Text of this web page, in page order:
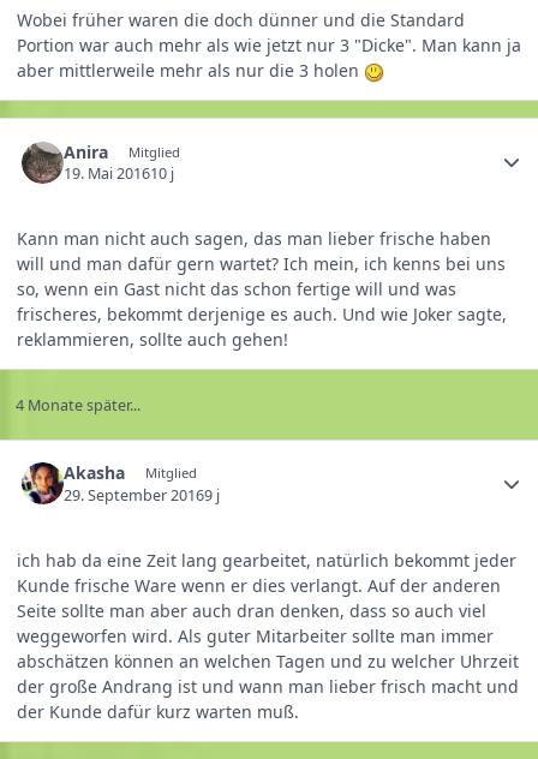
Wobei früher waren die doch dünner und die Standard
Portion war auch mehr als wie jetzt nur 3 "Dicke". Man kann ja
aber mittlerweile mehr als nur die 3 holen
Anira Mitglied
19. Mai 201610 j
Kann man nicht auch sagen, das man lieber frische haben
will und man dafür gern wartet? Ich mein, ich kenns bei uns
so, wenn ein Gast nicht das schon fertige will und was
frischeres, bekommt derjenige es auch. Und wie Joker sagte,
reklammieren, sollte auch gehen!
4 Monate später...
Akasha Mitglied
29. September 20169 j
ich hab da eine Zeit lang gearbeitet, natürlich bekommt jeder
Kunde frische Ware wenn er dies verlangt. Auf der anderen
Seite sollte man aber auch dran denken, dass so auch viel
weggeworfen wird. Als guter Mitarbeiter sollte man immer
abschätzen können an welchen Tagen und zu welcher Uhrzeit
der große Andrang ist und wann man lieber frisch macht und
der Kunde dafür kurz warten muß.